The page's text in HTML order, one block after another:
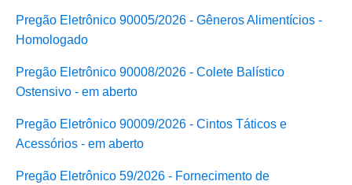
Pregão Eletrônico 90005/2026 - Gêneros Alimentícios -
Homologado
Pregão Eletrônico 90008/2026 - Colete Balístico
Ostensivo - em aberto
Pregão Eletrônico 90009/2026 - Cintos Táticos e
Acessórios - em aberto
Pregão Eletrônico 59/2026 - Fornecimento de